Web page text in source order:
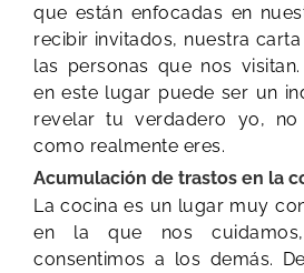
que están enfocadas en
recibir invitados, nuestra
las personas que nos
en este lugar puede ser un
revelar tu verdadero yo,
como realmente eres.
​Acumulación de trastos en la
La cocina es un lugar muy
en la que nos
consentimos a los demás.